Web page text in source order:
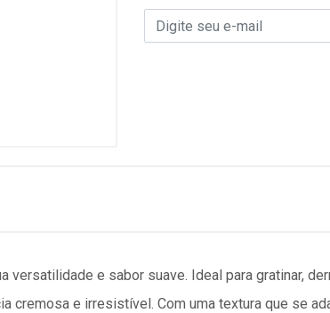
e sabor suave. Ideal para gratinar,
cremosa e irresistível. Com uma textura que se